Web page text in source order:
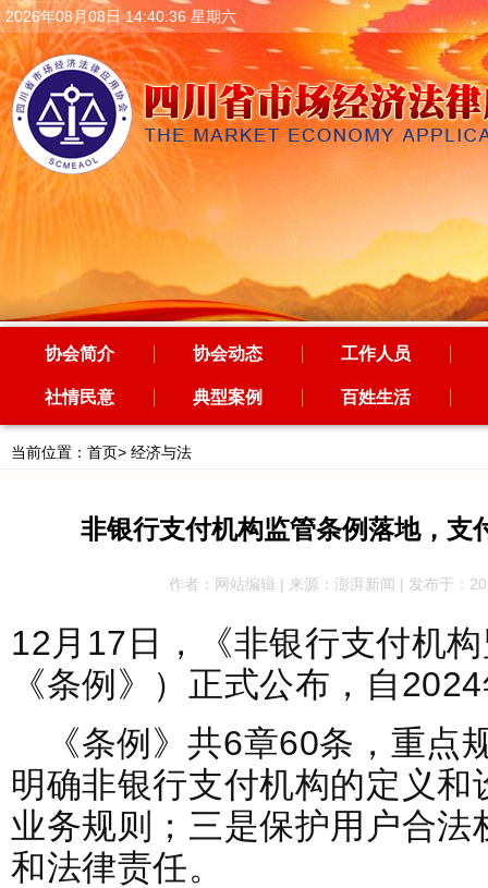
2026年08月08日 14:40:37 星期六
协会简介 协会动态 工作人员
社情民意 典型案例 百姓生活
当前位置： 首页> 经济与法
非银行支付机构监管条例落地，支
作者：网站编辑 | 来源：澎湃新闻 | 发布于：
12月17日，《非银行支付机
《条例》）正式公布，自
《条例》共6章60条，重点
明确非银行支付机构的定义
业务规则；三是保护用户合
和法律责任。